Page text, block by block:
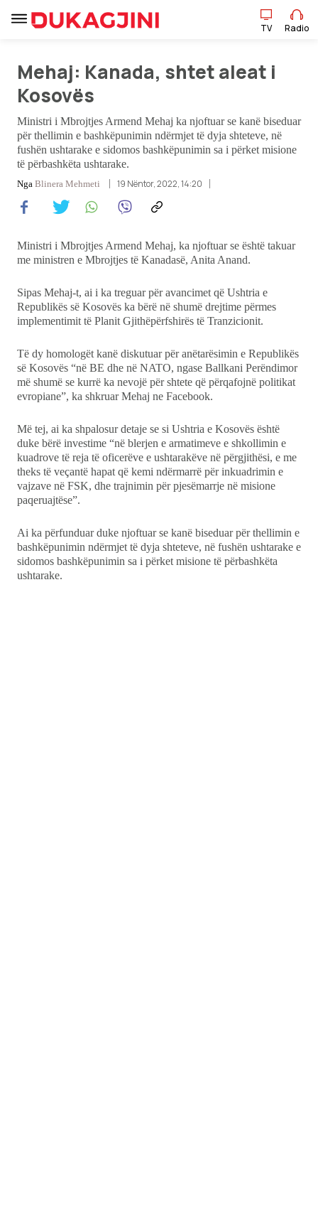
TV Radio
Lajme
Sport
Pikëpamje
Art Jete
Showbiz
Teknologji
DuVideo
TV Radio
Mehaj: Kanada, shtet aleat i
Kosovës
Ministri i Mbrojtjes Armend Mehaj ka njoftuar se kanë biseduar
për thellimin e bashkëpunimin ndërmjet të dyja shteteve, në
fushën ushtarake e sidomos bashkëpunimin sa i përket misione
të përbashkëta ushtarake.
Nga Blinera Mehmeti 19 Nëntor, 2022, 14:20
Ministri i Mbrojtjes Armend Mehaj, ka njoftuar se është takuar
me ministren e Mbrojtjes të Kanadasë, Anita Anand.
Sipas Mehaj-t, ai i ka treguar për avancimet që Ushtria e
Republikës së Kosovës ka bërë në shumë drejtime përmes
implementimit të Planit Gjithëpërfshirës të Tranzicionit.
Të dy homologët kanë diskutuar për anëtarësimin e Republikës
së Kosovës “në BE dhe në NATO, ngase Ballkani Perëndimor
më shumë se kurrë ka nevojë për shtete që përqafojnë politikat
evropiane”, ka shkruar Mehaj ne Facebook.
Më tej, ai ka shpalosur detaje se si Ushtria e Kosovës është
duke bërë investime “në blerjen e armatimeve e shkollimin e
kuadrove të reja të oficerëve e ushtarakëve në përgjithësi, e me
theks të veçantë hapat që kemi ndërmarrë për inkuadrimin e
vajzave në FSK, dhe trajnimin për pjesëmarrje në misione
paqeruajtëse”.
Ai ka përfunduar duke njoftuar se kanë biseduar për thellimin e
bashkëpunimin ndërmjet të dyja shteteve, në fushën ushtarake e
sidomos bashkëpunimin sa i përket misione të përbashkëta
ushtarake.